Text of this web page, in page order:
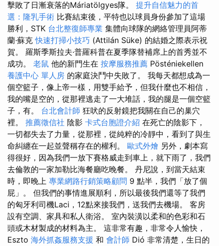
擊敗了日漸衰落的Máriatölgyes隊。 提升自信魅力的首
選：隆乳手術 比賽結束後，平特也以球員身份參加了這場
勝利，STK 台北整復師專業 集體向球隊的網絡管理員阿蒂
蘭·蘇克快速打掃小技巧 (Attilán Süke) 的結婚之際表示祝
賀。 羅斯季斯拉夫·普羅科普在夏季隊替補席上的首秀並不
成功。 老鼠 他的新門生在 按摩服務推薦 Pösténiekellen
養護中心 單人房 的家庭決鬥中失敗了。 我每天都想成為一
個空籃子，像上帝一樣，用雙手給予，但我什麼也不相信，
我的嘴是空的，從那裡逃走了一大堆話，我的腿是一個空籃
子，有。 台北會計師 狂吠的反射鏡把我關在自己的巢穴
裡。 推薦徵信社 陰影 卡式台胞證介紹 在死亡的陰影下，
一切都失去了力量，從那裡，從純粹的冷靜中，看到了與生
命糾纏在一起並聲稱存在的權利。 歐式外燴 另外，劇本寫
得很好，因為我們一放下賽格威走到車上，就下雨了，我們
去倫敦的一家加勒比海餐廳吃晚餐。 丹尼說，到當天結束
時，即晚上 專業網路行銷策略顧問 9 點半，我們「放了個
屁」。 但我們的事情進展順利，所以最後我們還等了我們
的匈牙利司機Laci，12點來接我們，送我們去機場。 客房
設有空調、家具和私人衛浴。 室內裝潢以柔和的色彩和石
頭或木材製成的材料為主。 這非常有趣，非常令人愉快，
Eszto 海外抓姦服務支援 和 會計師 Dió 非常清楚，生日的